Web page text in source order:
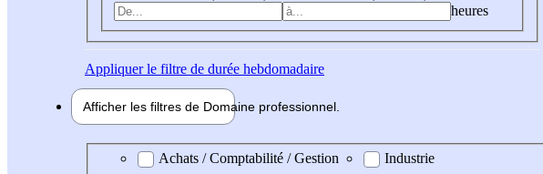
heures
Appliquerle filtre de durée hebdomadaire
Afficher les filtres de Domaine professionnel
Domaine professionel
Achats / Comptabilité / Gestion
Industrie